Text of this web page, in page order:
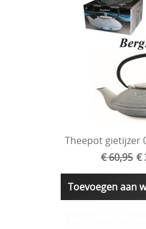
Theepot gietijzer
€ 60,95 €
Toevoegen aan